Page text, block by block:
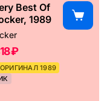
Best Of
1989
₽
ОРИГИНАЛ 1989